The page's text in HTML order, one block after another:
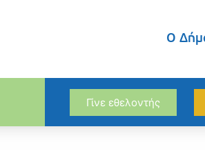
Ο
Γίνε εθελοντής